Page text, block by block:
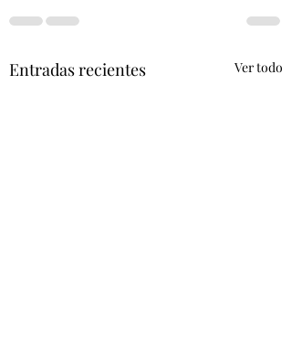
Entradas recientes Ver todo